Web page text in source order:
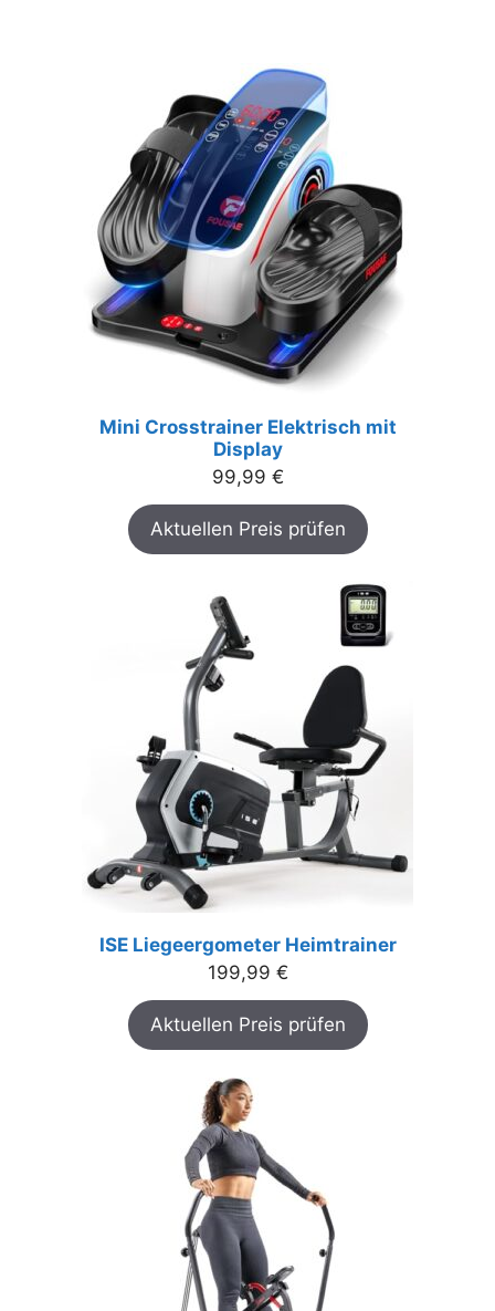
Mini Crosstrainer Elektrisch mit
Display
99,99 €
Aktuellen Preis prüfen
ISE Liegeergometer Heimtrainer
199,99 €
Aktuellen Preis prüfen